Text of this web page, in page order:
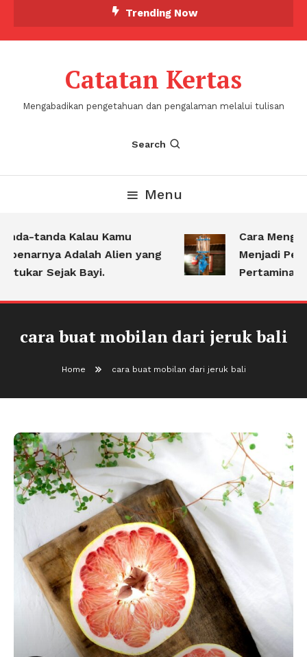
Trending Now
Catatan Kertas
Mengabadikan pengetahuan dan pengalaman melalui tulisan
Search
Menu
tanda Kalau Kamu
Adalah Alien yang
Sejak Bayi.
Cara
Menjadi
Pertamina
cara buat mobilan dari jeruk bali
Home cara buat mobilan dari jeruk bali